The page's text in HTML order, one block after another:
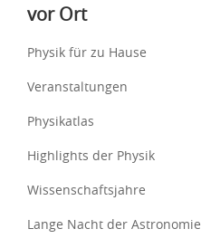
vor Ort
Physik für zu Hause
Veranstaltungen
Physikatlas
Highlights der Physik
Wissenschaftsjahre
Lange Nacht der Astronomie